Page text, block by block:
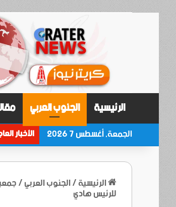
الرئيسية الجنوب العربي
الجمعة, أغسطس 7 2026 الأخبار
الرئيسية/الجنوب العربي/ للرئيس هادي